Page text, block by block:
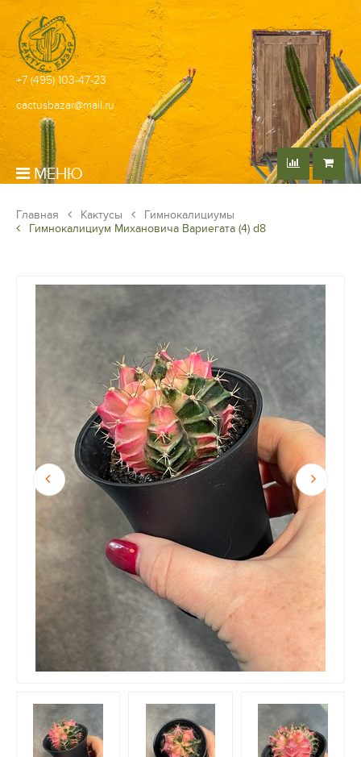
+7 (495) 103-47-23
cactusbazar@mail.ru
МЕНЮ
Главная Кактусы
Гимнокалициумы
Гимнокалициум Михановича Вариегата (4) d8